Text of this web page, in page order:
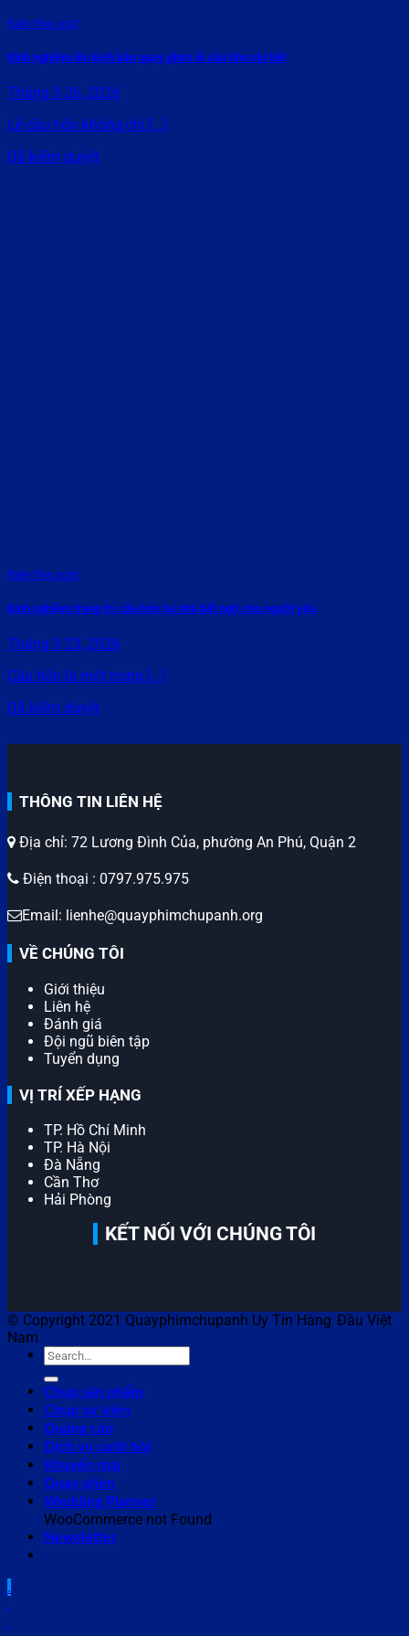
Rate this post
Kinh nghiệm lên kịch bản quay phim lễ cầu hôn chi tiết
Tháng 3 26, 2026
Lễ cầu hôn không chỉ [...]
Đã kiểm duyệt
Rate this post
Kinh nghiệm trang trí cầu hôn tại nhà bất ngờ cho người yêu
Tháng 3 23, 2026
Cầu hôn là một trong [...]
Đã kiểm duyệt
THÔNG TIN LIÊN HỆ
Địa chỉ: 72 Lương Đình Của, phường An Phú, Quận 2
Điện thoại : 0797.975.975
Email: lienhe@quayphimchupanh.org
VỀ CHÚNG TÔI
Giới thiệu
Liên hệ
Đánh giá
Đội ngũ biên tập
Tuyển dụng
VỊ TRÍ XẾP HẠNG
TP. Hồ Chí Minh
TP. Hà Nội
Đà Nẵng
Cần Thơ
Hải Phòng
KẾT NỐI VỚI CHÚNG TÔI
© Copyright 2021 Quayphimchupanh Uy Tín Hàng Đầu Việt
Nam
Chụp sản phẩm
Chụp sự kiện
Quảng cáo
Dịch vụ cưới hỏi
Khuyến mại
Quay phim
Wedding Planner
WooCommerce not Found
Newsletter
.
.
.